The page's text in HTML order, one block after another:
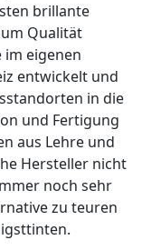
brillante
Qualität
im eigenen
entwickelt und
in die
und Fertigung
aus Lehre und
Hersteller nicht
noch sehr
zu teuren